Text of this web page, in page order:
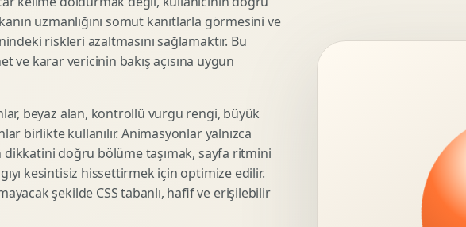
Medya Gorseli
Filmi
3D Render Alma
Teknik Modelleme
Medya Gorsel Tasarimi
Tasarimi
Tasarimi
Marka Stratejisi
Marka Konumlandirma
Isimlendirme
Rekabet Analizi
Hedef Kitle Analizi
uzmanlığını somut kanıtlarla görmesini ve
riskleri azaltmasını sağlamaktır. Bu
ve karar vericinin bakış açısına uygun
beyaz alan, kontrollü vurgu rengi, büyük
birlikte kullanılır. Animasyonlar yalnızca
dikkatini doğru bölüme taşımak, sayfa ritmini
kesintisiz hissettirmek için optimize edilir.
şekilde CSS tabanlı, hafif ve erişilebilir